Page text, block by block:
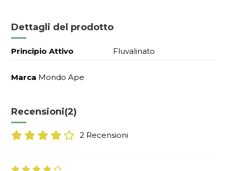
Dettagli del prodotto
Principio Attivo Fluvalinato
Marca Mondo Ape
Recensioni(2)
2 Recensioni